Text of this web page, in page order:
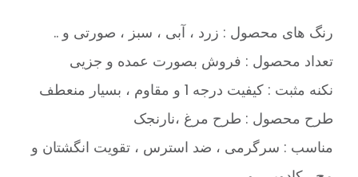
رنگ های محصول : زرد ، آبی ، سبز ، صورتی و ..
تعداد محصول : فروش بصورت عمده و جزیی
نکنه مثبت : کیفیت درجه 1 و مقاوم ، بسیار منعطف
طرح محصول : طرح مرغ ،نارنجک
مناسب : سرگرمی ، ضد استرس ، تقویت انگشتان و